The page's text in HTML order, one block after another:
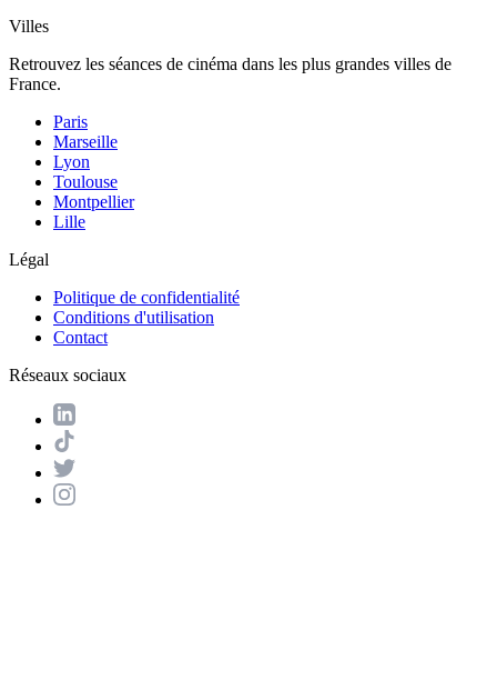
Villes
Retrouvez les séances de cinéma dans les plus grandes villes de
France.
Paris
Marseille
Lyon
Toulouse
Montpellier
Lille
Légal
Politique de confidentialité
Conditions d'utilisation
Contact
Réseaux sociaux